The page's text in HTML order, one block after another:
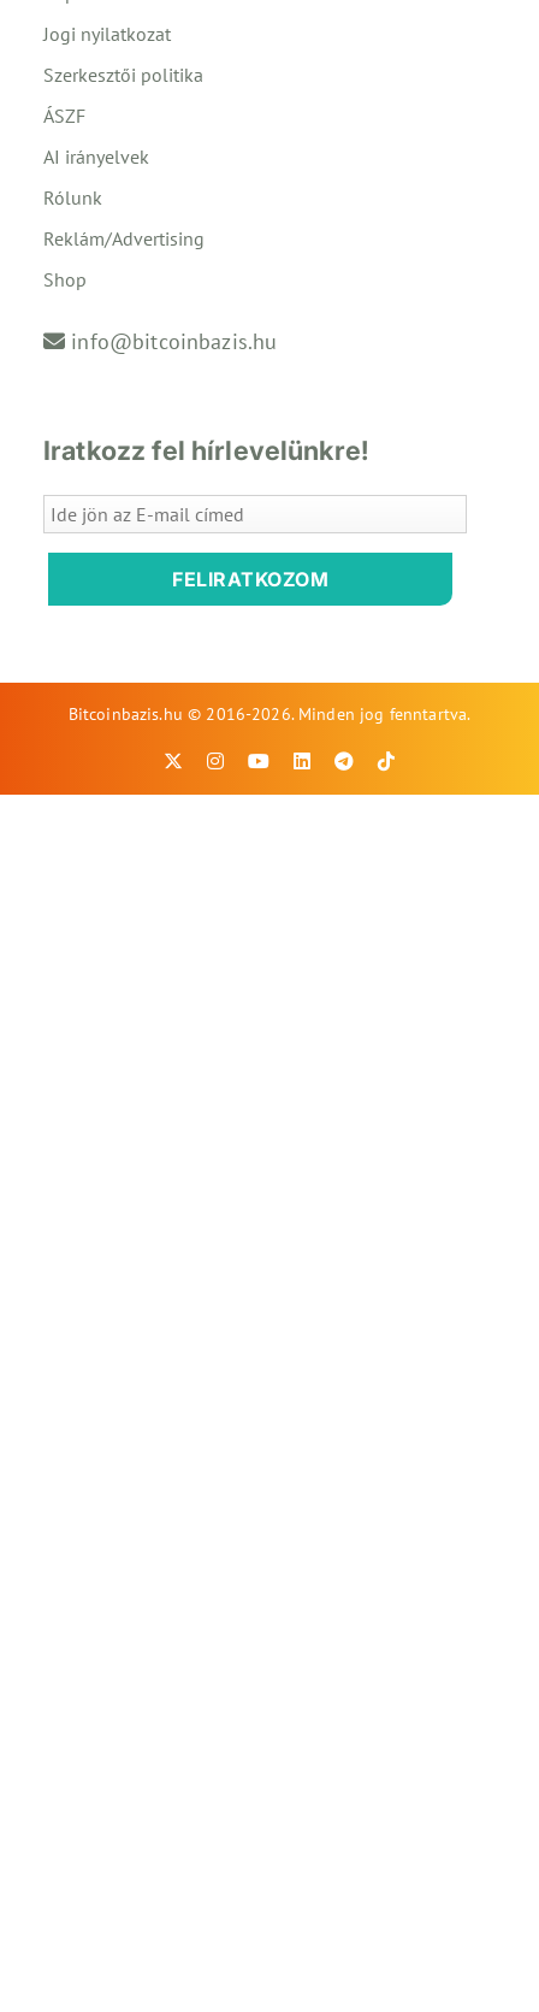
Jogi nyilatkozat
Szerkesztői politika
ÁSZF
AI irányelvek
Rólunk
Reklám/Advertising
Shop
info@bitcoinbazis.hu
Iratkozz fel hírlevelünkre!
FELIRATKOZOM
Bitcoinbazis.hu © 2016-2026. Minden jog fenntartva.